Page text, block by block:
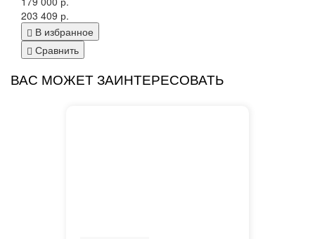
203 409 р.
В избранное
Сравнить
ВАС МОЖЕТ ЗАИНТЕРЕСОВАТЬ